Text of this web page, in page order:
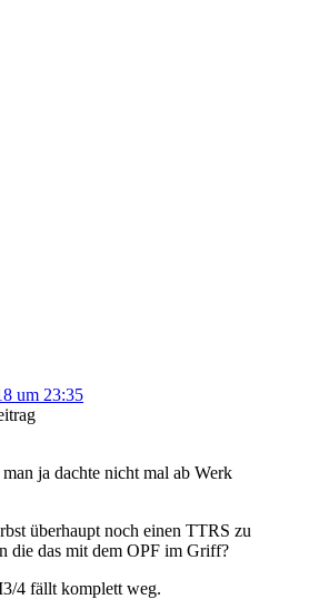
um 23:35
ja dachte nicht mal ab Werk
überhaupt noch einen TTRS zu
die das mit dem OPF im Griff?
4 fällt komplett weg.